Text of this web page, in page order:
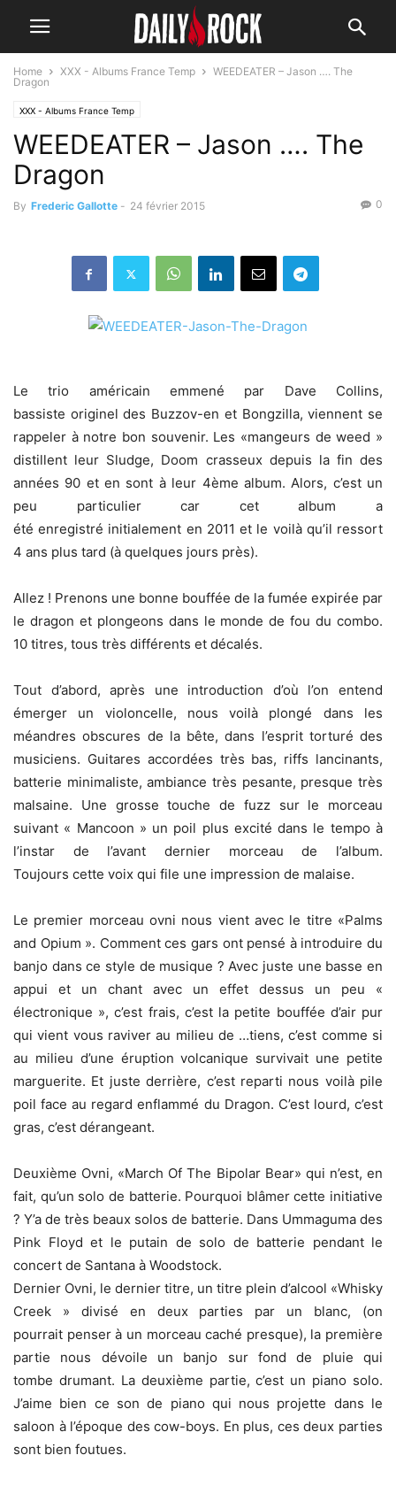
Home XXX - Albums France Temp
WEEDEATER – Jason …. The
Dragon
XXX - Albums France Temp
WEEDEATER – Jason …. The
Dragon
By Frederic Gallotte - 24 février 2015 0
Le trio américain emmené par Dave Collins,
bassiste originel des Buzzov-en et Bongzilla, viennent se
rappeler à notre bon souvenir. Les «mangeurs de weed »
distillent leur Sludge, Doom crasseux depuis la fin des
années 90 et en sont à leur 4ème album. Alors, c’est un
peu particulier car cet album a
été enregistré initialement en 2011 et le voilà qu’il ressort
4 ans plus tard (à quelques jours près).
Allez ! Prenons une bonne bouffée de la fumée expirée par
le dragon et plongeons dans le monde de fou du combo.
10 titres, tous très différents et décalés.
Tout d’abord, après une introduction d’où l’on entend
émerger un violoncelle, nous voilà plongé dans les
méandres obscures de la bête, dans l’esprit torturé des
musiciens. Guitares accordées très bas, riffs lancinants,
batterie minimaliste, ambiance très pesante, presque très
malsaine. Une grosse touche de fuzz sur le morceau
suivant « Mancoon » un poil plus excité dans le tempo à
l’instar de l’avant dernier morceau de l’album.
Toujours cette voix qui file une impression de malaise.
Le premier morceau ovni nous vient avec le titre «Palms
and Opium ». Comment ces gars ont pensé à introduire du
banjo dans ce style de musique ? Avec juste une basse en
appui et un chant avec un effet dessus un peu «
électronique », c’est frais, c’est la petite bouffée d’air pur
qui vient vous raviver au milieu de …tiens, c’est comme si
au milieu d’une éruption volcanique survivait une petite
marguerite. Et juste derrière, c’est reparti nous voilà pile
poil face au regard enflammé du Dragon. C’est lourd, c’est
gras, c’est dérangeant.
Deuxième Ovni, «March Of The Bipolar Bear» qui n’est, en
fait, qu’un solo de batterie. Pourquoi blâmer cette initiative
? Y’a de très beaux solos de batterie. Dans Ummaguma des
Pink Floyd et le putain de solo de batterie pendant le
concert de Santana à Woodstock.
Dernier Ovni, le dernier titre, un titre plein d’alcool «Whisky
Creek » divisé en deux parties par un blanc, (on
pourrait penser à un morceau caché presque), la première
partie nous dévoile un banjo sur fond de pluie qui
tombe drumant. La deuxième partie, c’est un piano solo.
J’aime bien ce son de piano qui nous projette dans le
saloon à l’époque des cow-boys. En plus, ces deux parties
sont bien foutues.